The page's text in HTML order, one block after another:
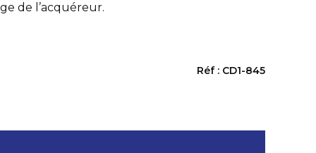
de l’acquéreur.
Réf : CD1-845